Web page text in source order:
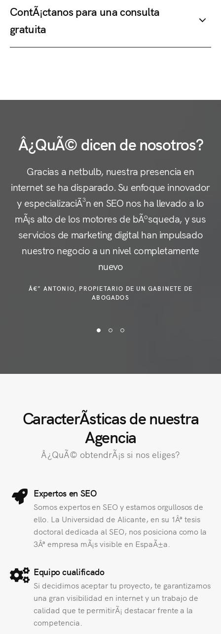
ContÃ¡ctanos para una consulta
gratuita
Â¿QuÃ© dicen de nosotros?
Gracias a netbulb, nuestra presencia en
internet se ha disparado. Su enfoque innovador
y especializaciÃ³n en SEO nos ha llevado a lo
mÃ¡s alto de los motores de bÃºsqueda, y sus
servicios de marketing digital han impulsado
nuestro negocio a un nivel completamente
nuevo
Â€” ANTONIO, PROPIETARIO DE UN GABINETE DE
ABOGADOS
CaracterÃ­sticas de nuestra
Agencia
Â¿QuÃ© obtendrÃ¡s si nos eliges?
Expertos en SEO
Somos expertos en SEO y estamos orgullosos de
ello. La Universidad de Alicante, en su 1Âª tesis
doctoral dedicada al SEO, nos posiciona como la
3Âª empresa mÃ¡s visible en EspaÃ±a.
Equipo cualificado
Si decidimos aceptar tu proyecto, te garantizamos
una gran visibilidad en internet y un trabajo de
calidad que te permitirÃ¡ destacar frente a la
competencia.